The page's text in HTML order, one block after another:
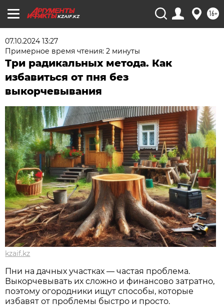
KZAIF.KZ 16+
07.10.2024 13:27
Примерное время чтения: 2 минуты
Три радикальных метода. Как
избавиться от пня без
выкорчевывания
kzaif.kz
Пни на дачных участках — частая проблема.
Выкорчевывать их сложно и финансово затратно,
поэтому огородники ищут способы, которые
избавят от проблемы быстро и просто.